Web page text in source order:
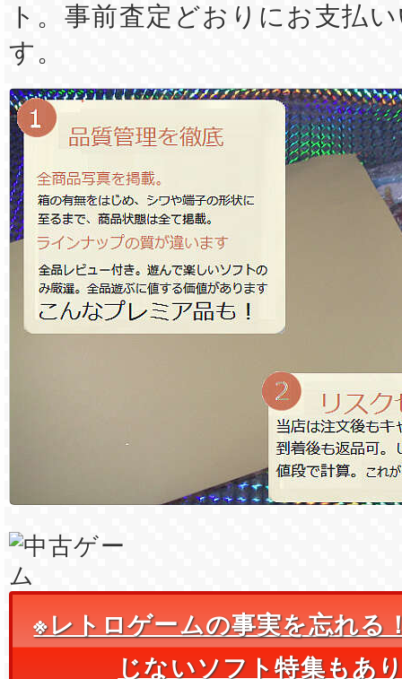
ト。事前査定どおりにお支払
す。
※レトロゲームの事実を忘れる
じないソフト特集もあ